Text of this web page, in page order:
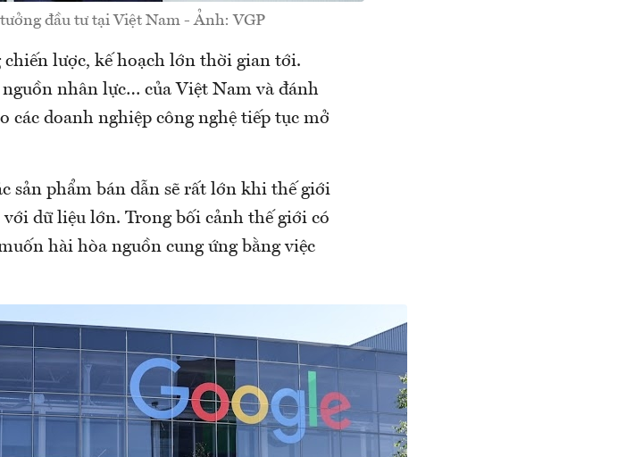
đầu tư tại Việt Nam - Ảnh: VGP
chiến lược, kế hoạch lớn thời gian tới.
nhân lực… của Việt Nam và đánh
doanh nghiệp công nghệ tiếp tục mở
sản phẩm bán dẫn sẽ rất lớn khi thế giới
dữ liệu lớn. Trong bối cảnh thế giới có
hài hòa nguồn cung ứng bằng việc